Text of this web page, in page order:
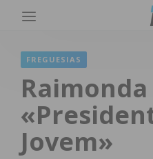
FREGUESIAS
Jovem»